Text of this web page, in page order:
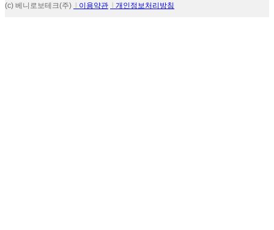
(c) 베니로보테크(주)
이용약관 개인정보처리방침